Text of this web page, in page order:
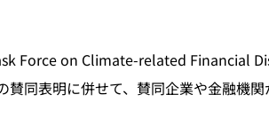
Force on Climate-related Financial
賛同表明に併せて、賛同企業や金融機